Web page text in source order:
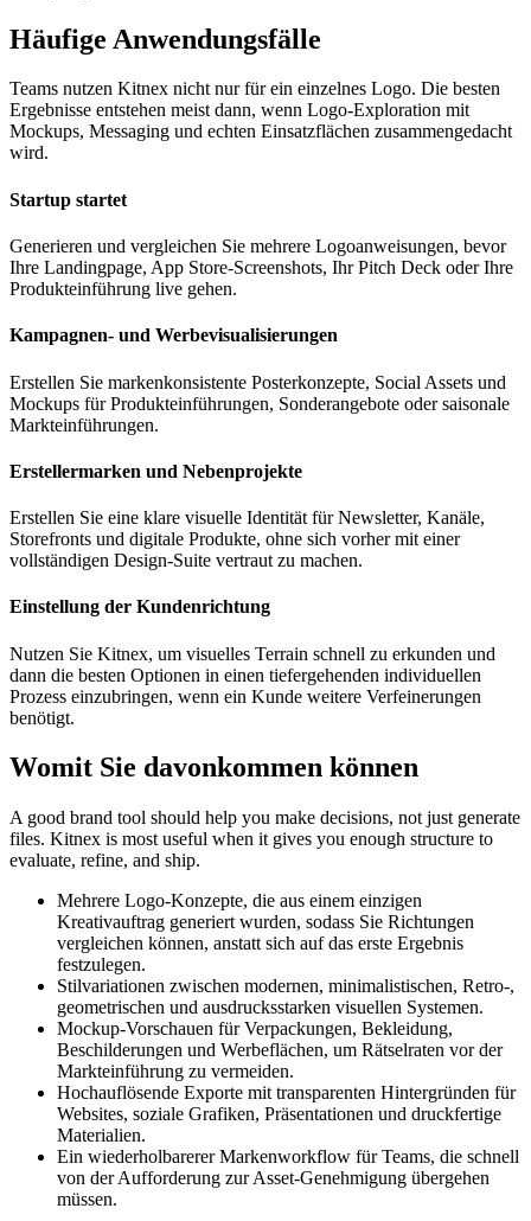
Häufige Anwendungsfälle
Teams nutzen Kitnex nicht nur für ein einzelnes Logo. Die besten
Ergebnisse entstehen meist dann, wenn Logo-Exploration mit
Mockups, Messaging und echten Einsatzflächen zusammengedacht
wird.
Startup startet
Generieren und vergleichen Sie mehrere Logoanweisungen, bevor
Ihre Landingpage, App Store-Screenshots, Ihr Pitch Deck oder Ihre
Produkteinführung live gehen.
Kampagnen- und Werbevisualisierungen
Erstellen Sie markenkonsistente Posterkonzepte, Social Assets und
Mockups für Produkteinführungen, Sonderangebote oder saisonale
Markteinführungen.
Erstellermarken und Nebenprojekte
Erstellen Sie eine klare visuelle Identität für Newsletter, Kanäle,
Storefronts und digitale Produkte, ohne sich vorher mit einer
vollständigen Design-Suite vertraut zu machen.
Einstellung der Kundenrichtung
Nutzen Sie Kitnex, um visuelles Terrain schnell zu erkunden und
dann die besten Optionen in einen tiefergehenden individuellen
Prozess einzubringen, wenn ein Kunde weitere Verfeinerungen
benötigt.
Womit Sie davonkommen können
A good brand tool should help you make decisions, not just generate
files. Kitnex is most useful when it gives you enough structure to
evaluate, refine, and ship.
Mehrere Logo-Konzepte, die aus einem einzigen
Kreativauftrag generiert wurden, sodass Sie Richtungen
vergleichen können, anstatt sich auf das erste Ergebnis
festzulegen.
Stilvariationen zwischen modernen, minimalistischen, Retro-,
geometrischen und ausdrucksstarken visuellen Systemen.
Mockup-Vorschauen für Verpackungen, Bekleidung,
Beschilderungen und Werbeflächen, um Rätselraten vor der
Markteinführung zu vermeiden.
Hochauflösende Exporte mit transparenten Hintergründen für
Websites, soziale Grafiken, Präsentationen und druckfertige
Materialien.
Ein wiederholbarerer Markenworkflow für Teams, die schnell
von der Aufforderung zur Asset-Genehmigung übergehen
müssen.